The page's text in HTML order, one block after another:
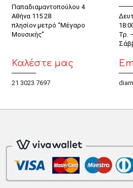
Παπαδιαμαντοπούλου 4
Αθήνα 115 28
πλησίον μετρό “Μέγαρο
Μουσικής”
Τρ.
Καλέστε μας
21 3023 7697